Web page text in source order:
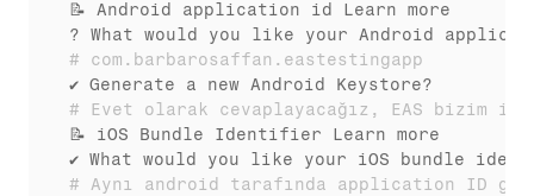
📝 Android application id Learn more
# com.barbarosaffan.eastestingapp
# Evet olarak cevaplayacağız, EAS bizim
📝 iOS Bundle Identifier Learn more
# Aynı android tarafında application ID